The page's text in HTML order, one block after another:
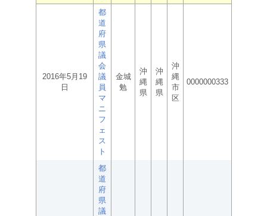
2016年5月19
日
都
道
府
県
議
会
議
員
マ
ニ
フ
ェ
ス
ト
金城
勉
沖
縄
県
沖
縄
県
沖
縄
市
区
0000000333
都
道
府
県
議